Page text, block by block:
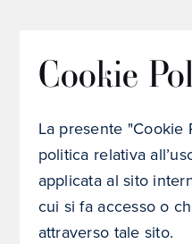
Cookie
La presente "Cookie
politica relativa
applicata al sito
cui si fa accesso o
attraverso tale sito.